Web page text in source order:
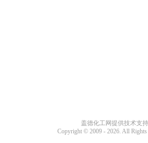
盖德化工网提供技术支持
Copyright © 2009 - 2026. All Rights